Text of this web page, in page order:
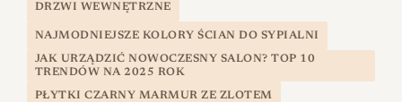
DRZWI WEWNĘTRZNE
NAJMODNIEJSZE KOLORY ŚCIAN DO SYPIALNI
JAK URZĄDZIĆ NOWOCZESNY SALON? TOP 10
TRENDÓW NA 2025 ROK
PŁYTKI CZARNY MARMUR ZE ZLOTEM